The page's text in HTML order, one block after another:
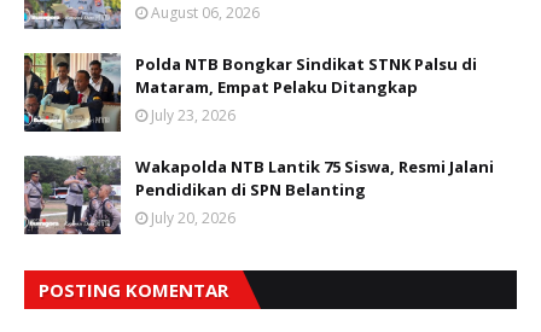
August 06, 2026
Polda NTB Bongkar Sindikat STNK Palsu di
Mataram, Empat Pelaku Ditangkap
July 23, 2026
Wakapolda NTB Lantik 75 Siswa, Resmi Jalani
Pendidikan di SPN Belanting
July 20, 2026
POSTING KOMENTAR